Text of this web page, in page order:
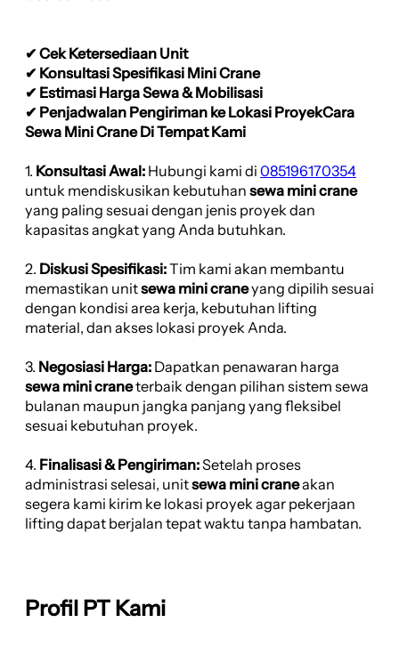
✔ Cek Ketersediaan Unit
✔ Konsultasi Spesifikasi Mini Crane
✔ Estimasi Harga Sewa & Mobilisasi
✔ Penjadwalan Pengiriman ke Lokasi ProyekCara
Sewa Mini Crane Di Tempat Kami
1. Konsultasi Awal: Hubungi kami di 085196170354
untuk mendiskusikan kebutuhan sewa mini crane
yang paling sesuai dengan jenis proyek dan
kapasitas angkat yang Anda butuhkan.
2. Diskusi Spesifikasi:Tim kami akan membantu
memastikan unitsewa mini craneyang dipilih sesuai
dengan kondisi area kerja, kebutuhan lifting
material, dan akses lokasi proyek Anda.
3. Negosiasi Harga: Dapatkan penawaran harga
sewa mini craneterbaik dengan pilihan sistem sewa
bulanan maupun jangka panjang yang fleksibel
sesuai kebutuhan proyek.
4. Finalisasi & Pengiriman:Setelah proses
administrasi selesai, unitsewa mini craneakan
segera kami kirim ke lokasi proyek agar pekerjaan
lifting dapat berjalan tepat waktu tanpa hambatan.
Profil PT Kami